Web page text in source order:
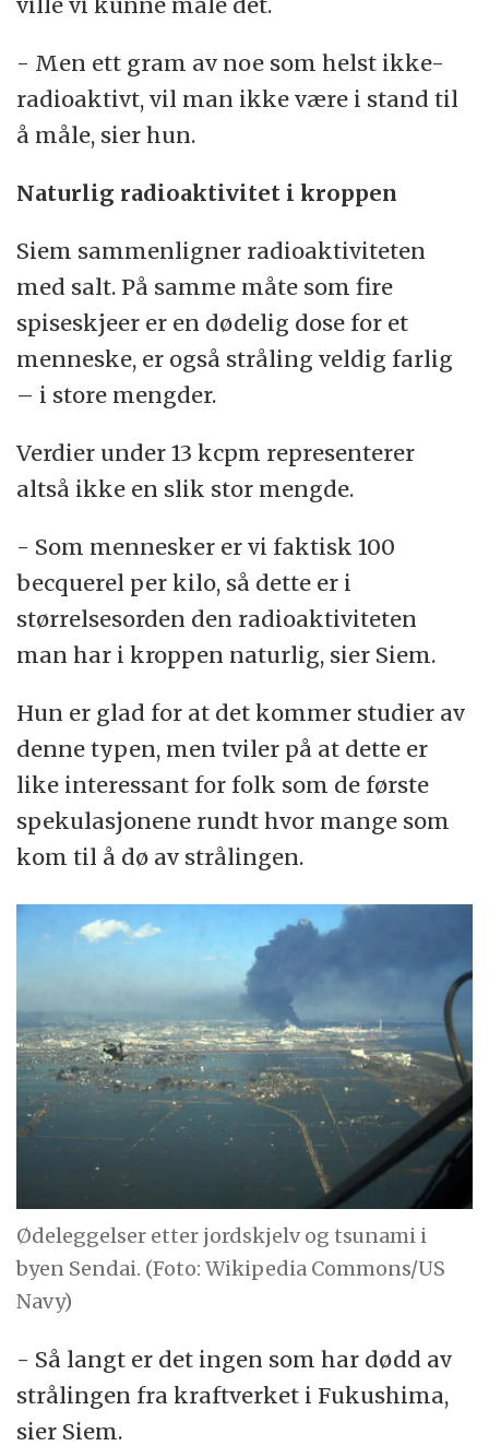
- Men ett gram av noe som helst ikke-
radioaktivt, vil man ikke være i stand til
å måle, sier hun.
Naturlig radioaktivitet i kroppen
Siem sammenligner radioaktiviteten
med salt. På samme måte som fire
spiseskjeer er en dødelig dose for et
menneske, er også stråling veldig farlig
– i store mengder.
Verdier under 13 kcpm representerer
altså ikke en slik stor mengde.
- Som mennesker er vi faktisk 100
becquerel per kilo, så dette er i
størrelsesorden den radioaktiviteten
man har i kroppen naturlig, sier Siem.
Hun er glad for at det kommer studier av
denne typen, men tviler på at dette er
like interessant for folk som de første
spekulasjonene rundt hvor mange som
kom til å dø av strålingen.
Ødeleggelser etter jordskjelv og tsunami i
byen Sendai. (Foto: Wikipedia Commons/US
Navy)
- Så langt er det ingen som har dødd av
strålingen fra kraftverket i Fukushima,
sier Siem.